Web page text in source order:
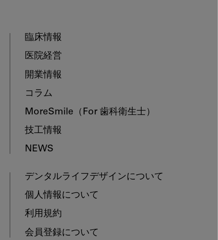
臨床情報
医院経営
開業情報
コラム
MoreSmile （For 歯科衛生士）
技工情報
NEWS
デンタルライフデザインについて
個人情報について
利用規約
会員登録について